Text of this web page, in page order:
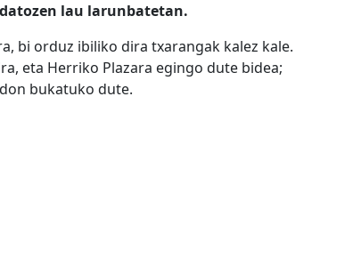
lau larunbatetan.
bi orduz ibiliko dira txarangak kalez kale.
eta Herriko Plazara egingo dute bidea;
bukatuko dute.